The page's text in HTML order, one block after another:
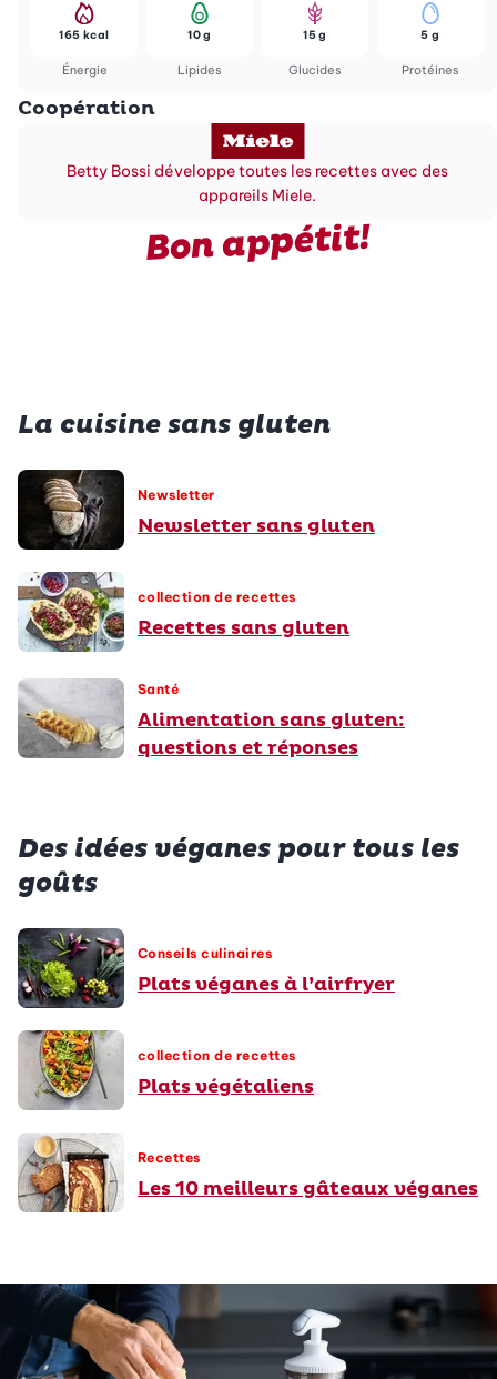
Énergie
165 kcal
Lipides
10 g
Glucides
15 g
Protéines
5 g
Coopération
Betty Bossi développe toutes les recettes avec des
appareils Miele.
Bon appétit!
La cuisine sans gluten
Newsletter
Newsletter sans gluten
collection de recettes
Recettes sans gluten
Santé
Alimentation sans gluten:
questions et réponses
Des idées véganes pour tous les
goûts
Conseils culinaires
Plats véganes à l’airfryer
collection de recettes
Plats végétaliens
Recettes
Les 10 meilleurs gâteaux véganes